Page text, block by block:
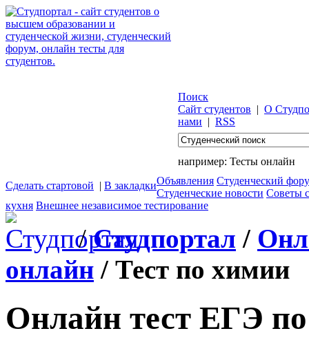
Поиск
Сайт студентов | О
нами | RSS
например: Тесты онлайн
Сделать стартовой | В закладкиОбъявления Студенческий
Студенческие новости Советы
кухня Внешнее независимое тестирование
/Студпортал /
онлайн / Тест по химии
Онлайн тест ЕГЭ